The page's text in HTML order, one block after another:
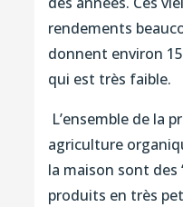
rendements
donnent environ
qui est très faible.
L’ensemble de la
agriculture
la maison sont des
produits en très